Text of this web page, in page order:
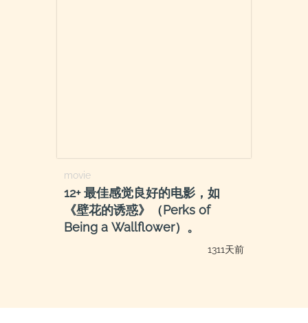
movie
12+ 最佳感觉良好的电影，如
《壁花的诱惑》（Perks of
Being a Wallflower）。
1311天前